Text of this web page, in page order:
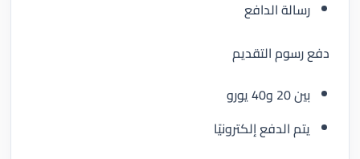
رسالة الدافع
دفع رسوم التقديم
بين 20 و40 يورو
يتم الدفع إلكترونيًا